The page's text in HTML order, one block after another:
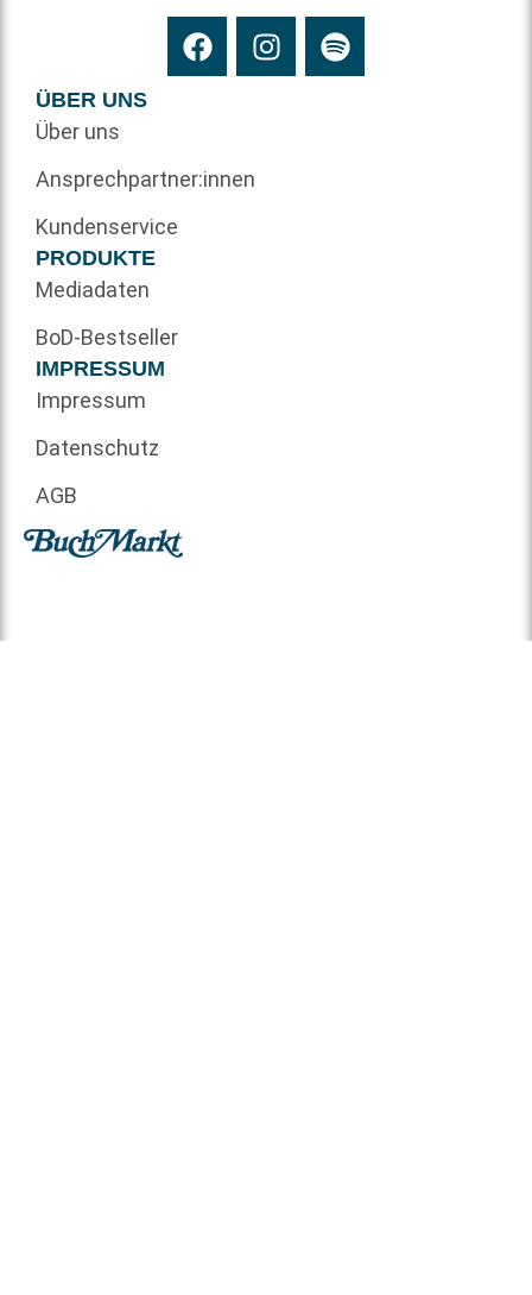
ÜBER UNS
Über uns
Ansprechpartner:innen
Kundenservice
PRODUKTE
Mediadaten
BoD-Bestseller
IMPRESSUM
Impressum
Datenschutz
AGB